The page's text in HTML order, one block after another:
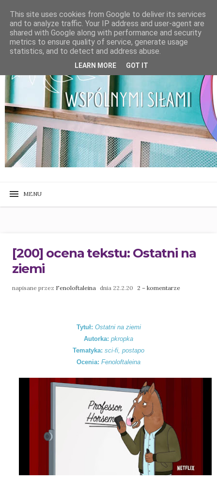
[200] ocena tekstu: Ostatni na
ziemi
napisane przez Fenoloftaleina dnia 22.2.20 2 – komentarze
Tytuł: Ostatni na ziemi
Autorka: pkropka
Tematyka: sci-fi, postapo
Ocenia: Fenoloftaleina
This site uses cookies from Google to deliver its services
and to analyze traffic. Your IP address and user-agent are
shared with Google along with performance and security
metrics to ensure quality of service, generate usage
statistics, and to detect and address abuse.
LEARN MORE GOT IT